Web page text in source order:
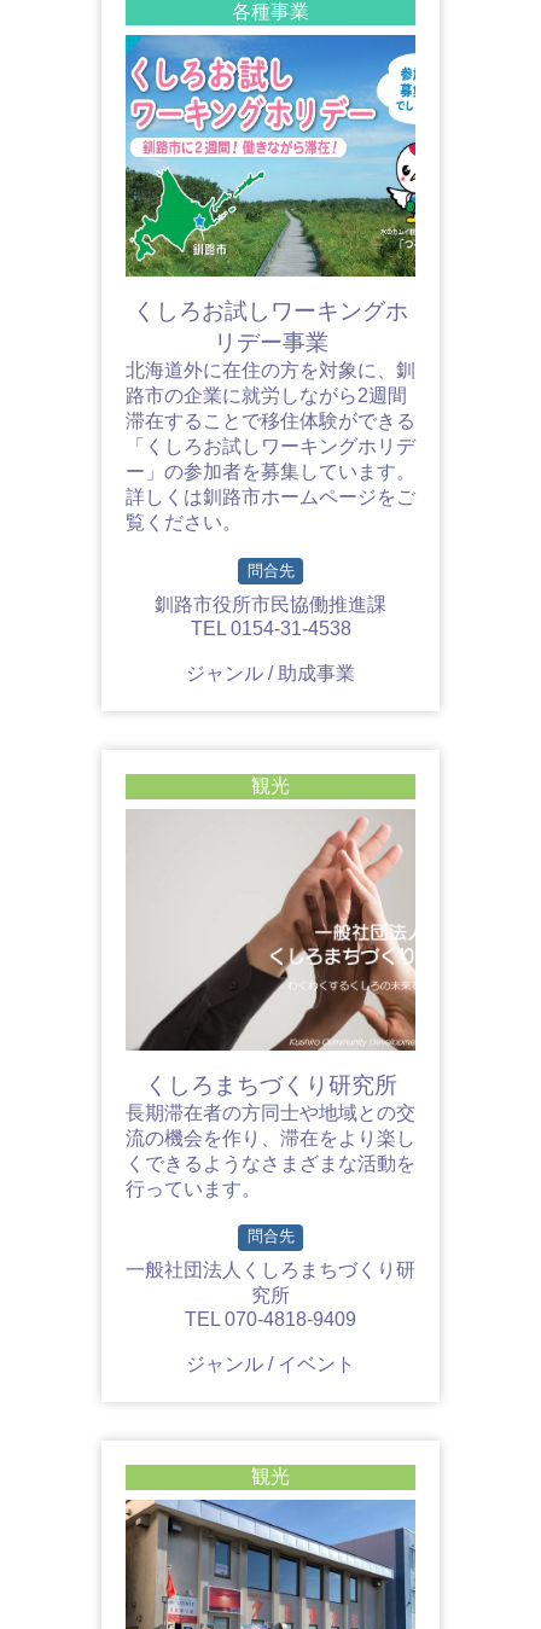
各種事業
くしろお試しワーキングホ
リデー事業
北海道外に在住の方を対象に、釧
路市の企業に就労しながら2週間
滞在することで移住体験ができる
「くしろお試しワーキングホリデ
ー」の参加者を募集しています。
詳しくは釧路市ホームページをご
覧ください。
問合先
釧路市役所市民協働推進課
TEL 0154-31-4538
ジャンル / 助成事業
観光
くしろまちづくり研究所
長期滞在者の方同士や地域との交
流の機会を作り、滞在をより楽し
くできるようなさまざまな活動を
行っています。
問合先
一般社団法人くしろまちづくり研
究所
TEL 070-4818-9409
ジャンル / イベント
観光